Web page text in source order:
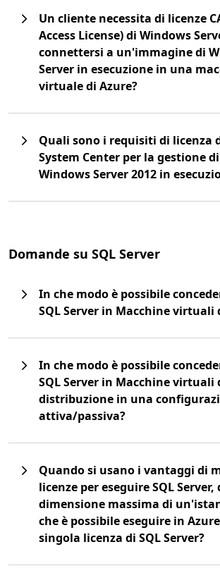
Un cliente necessita di licenze
Access License) di Windows
connettersi a un'immagine di
Server in esecuzione in una
virtuale di Azure?
Quali sono i requisiti di licenza
System Center per la gestione
Windows Server 2012 in
Domande su SQL Server
In che modo è possibile
SQL Server in Macchine virtuali
In che modo è possibile
SQL Server in Macchine virtuali
distribuzione in una
attiva/passiva?
Quando si usano i vantaggi di
licenze per eseguire SQL Server,
dimensione massima di
che è possibile eseguire in
singola licenza di SQL Server?